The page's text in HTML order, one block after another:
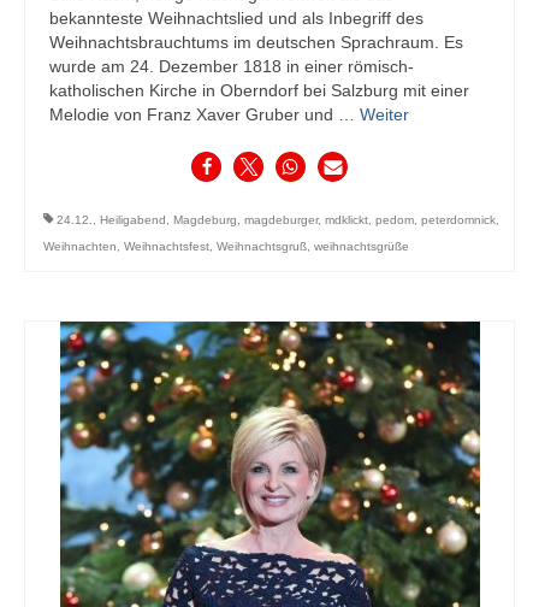
bekannteste Weihnachtslied und als Inbegriff des
Weihnachtsbrauchtums im deutschen Sprachraum. Es
wurde am 24. Dezember 1818 in einer römisch-
katholischen Kirche in Oberndorf bei Salzburg mit einer
Melodie von Franz Xaver Gruber und … Weiter
24.12. Heiligabend Magdeburg magdeburger, mdklickt pedom peterdomnick
Weihnachten
Weihnachtsfest Weihnachtsgruß weihnachtsgrüße